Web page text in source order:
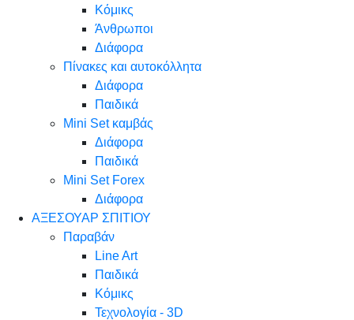
Κόμικς
Άνθρωποι
Διάφορα
Πίνακες και αυτοκόλλητα
Διάφορα
Παιδικά
Mini Set καμβάς
Διάφορα
Παιδικά
Mini Set Forex
Διάφορα
ΑΞΕΣΟΥΑΡ ΣΠΙΤΙΟΥ
Παραβάν
Line Art
Παιδικά
Κόμικς
Τεχνολογία - 3D